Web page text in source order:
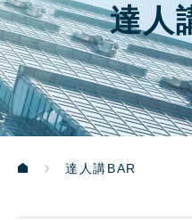
達人
達人講BAR